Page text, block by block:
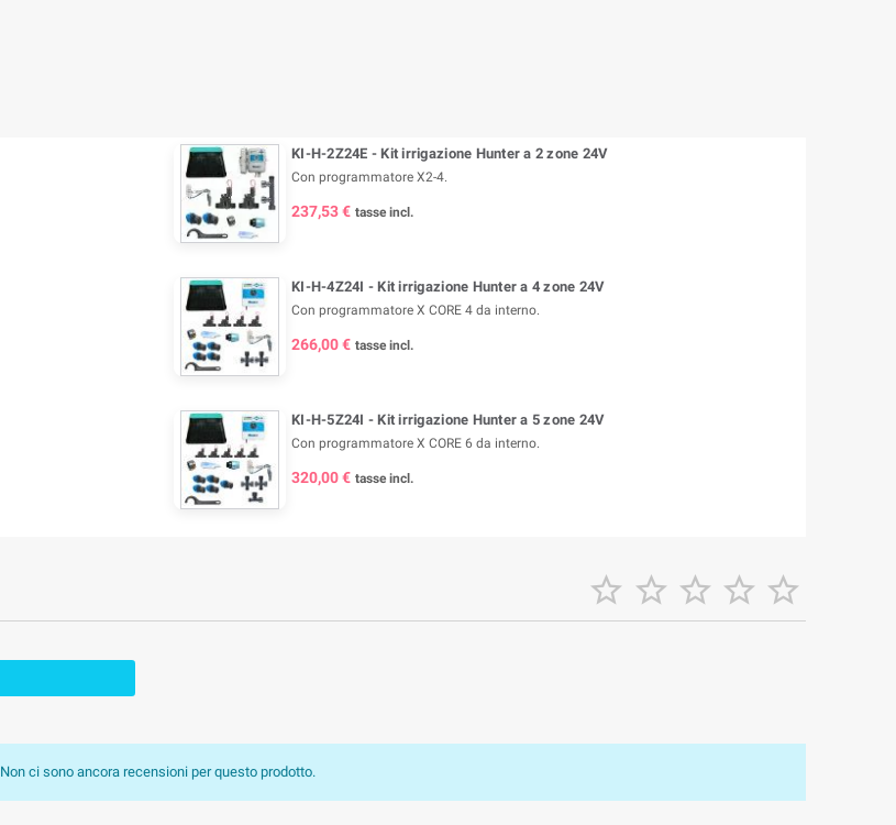
KI-H-2Z24E - Kit irrigazione Hunter a 2 zone 24V
Con programmatore X2-4.
237,53 € tasse incl.
KI-H-4Z24I - Kit irrigazione Hunter a 4 zone 24V
Con programmatore X CORE 4 da interno.
266,00 € tasse incl.
KI-H-5Z24I - Kit irrigazione Hunter a 5 zone 24V
Con programmatore X CORE 6 da interno.
320,00 € tasse incl.
    
Non ci sono ancora recensioni per questo prodotto.